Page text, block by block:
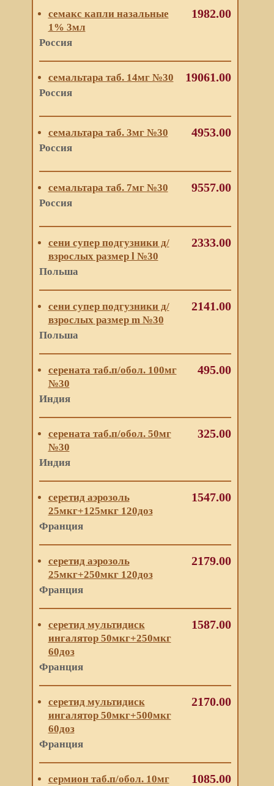
семакс капли назальные
1% 3мл
Россия
1982.00
семальтара таб. 14мг №30
Россия
19061.00
семальтара таб. 3мг №30
Россия
4953.00
семальтара таб. 7мг №30
Россия
9557.00
сени супер подгузники д/
взрослых размер l №30
Польша
2333.00
сени супер подгузники д/
взрослых размер m №30
Польша
2141.00
серената таб.п/обол. 100мг
№30
Индия
495.00
серената таб.п/обол. 50мг
№30
Индия
325.00
серетид аэрозоль
25мкг+125мкг 120доз
Франция
1547.00
серетид аэрозоль
25мкг+250мкг 120доз
Франция
2179.00
серетид мультидиск
ингалятор 50мкг+250мкг
60доз
Франция
1587.00
серетид мультидиск
ингалятор 50мкг+500мкг
60доз
Франция
2170.00
сермион таб.п/обол. 10мг
1085.00